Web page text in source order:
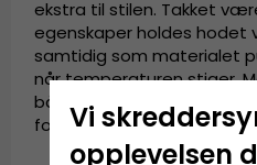
ekstra til stilen. Takket
egenskaper holdes hodet
samtidig som materialet
når temperaturen stiger.
både funksjon og stil – et
for deg som ønsker et
Vi
opplevelsen